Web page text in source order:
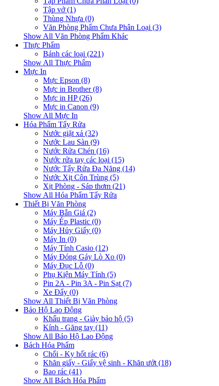
Tập vở (1)
Thùng Nhựa (0)
Văn Phòng Phẩm Chưa Phân Loại (3)
Show All Văn Phòng Phẩm Khác
Thực Phẩm
Bánh các loại (221)
Show All Thực Phẩm
Mực In
Mực Epson (8)
Mực in Brother (8)
Mực in HP (26)
Mực in Canon (9)
Show All Mực In
Hóa Phẩm Tẩy Rửa
Nước giặt xả (32)
Nước Lau Sàn (9)
Nước Rửa Chén (16)
Nước rửa tay các loại (15)
Nước Tẩy Rửa Đa Năng (14)
Nước Xịt Côn Trùng (5)
Xịt Phòng - Sáp thơm (21)
Show All Hóa Phẩm Tẩy Rửa
Thiết Bị Văn Phòng
Máy Bắn Giá (2)
Máy Ép Plastic (0)
Máy Hủy Giấy (0)
Máy In (0)
Máy Tính Casio (12)
Máy Đóng Gáy Lò Xo (0)
Máy Đục Lỗ (0)
Phụ Kiện Máy Tính (5)
Pin 2A - Pin 3A - Pin Sạt (7)
Xe Đẩy (0)
Show All Thiết Bị Văn Phòng
Bảo Hộ Lao Động
Khẩu trang - Giày bảo hộ (5)
Kính - Găng tay (11)
Show All Bảo Hộ Lao Động
Bách Hóa Phẩm
Chổi - Ky hốt rác (6)
Khăn giấy - Giấy vệ sinh - Khăn ướt (18)
Bao rác (41)
Show All Bách Hóa Phẩm